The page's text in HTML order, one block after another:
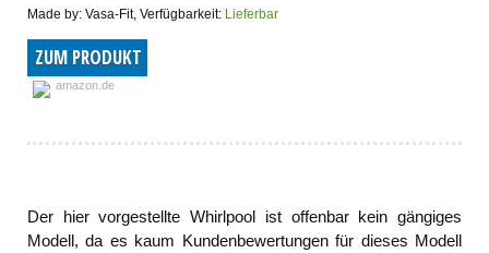
Made by: Vasa-Fit, Verfügbarkeit: Lieferbar
ZUM PRODUKT
amazon.de
Der hier vorgestellte Whirlpool ist offenbar kein gängiges
Modell, da es kaum Kundenbewertungen für dieses Modell